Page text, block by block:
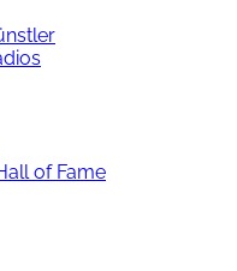
of Fame